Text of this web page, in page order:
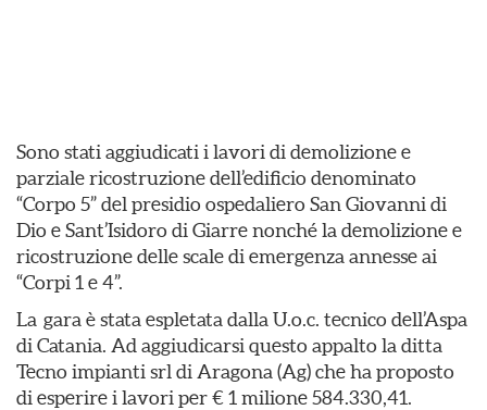
Sono stati aggiudicati i lavori di demolizione e
parziale ricostruzione dell’edificio denominato
“Corpo 5” del presidio ospedaliero San Giovanni di
Dio e Sant’Isidoro di Giarre nonché la demolizione e
ricostruzione delle scale di emergenza annesse ai
“Corpi 1 e 4”.
La gara è stata espletata dalla U.o.c. tecnico dell’Aspa
di Catania. Ad aggiudicarsi questo appalto la ditta
Tecno impianti srl di Aragona (Ag) che ha proposto
di esperire i lavori per € 1 milione 584.330,41.